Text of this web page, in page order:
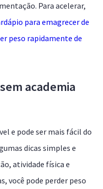
Para acelerar,
para emagrecer de
peso rapidamente de
academia
e pode ser mais fácil do
dicas simples e
atividade física e
você pode perder peso